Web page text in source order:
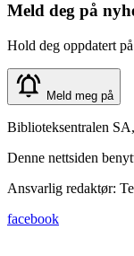
Meld deg på
Hold deg oppdatert
Meld meg på
Biblioteksentralen
Denne nettsiden
Ansvarlig redaktør:
facebook